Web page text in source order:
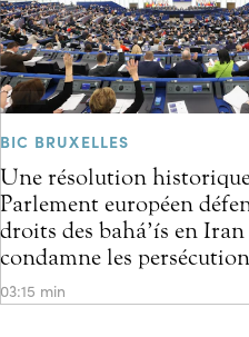
BIC BRUXELLES
Une résolution
Parlement européen
droits des bahá’ís en Iran
condamne les
03:15 min